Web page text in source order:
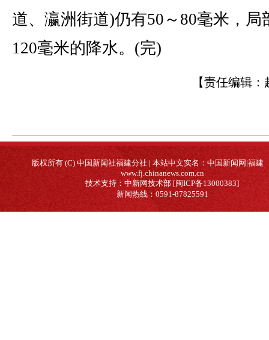
道、瀛洲街道)仍有50～80毫米，局
120毫米的降水。(完)
【责任编辑：
版权所有 (C) 中国新闻社福建分社 | 本站中文实名：中国新闻网|福建
www.fj.chinanews.com.cn
技术支持：中新网技术部 [闽ICP备13000383]
新闻热线：0591-87825591